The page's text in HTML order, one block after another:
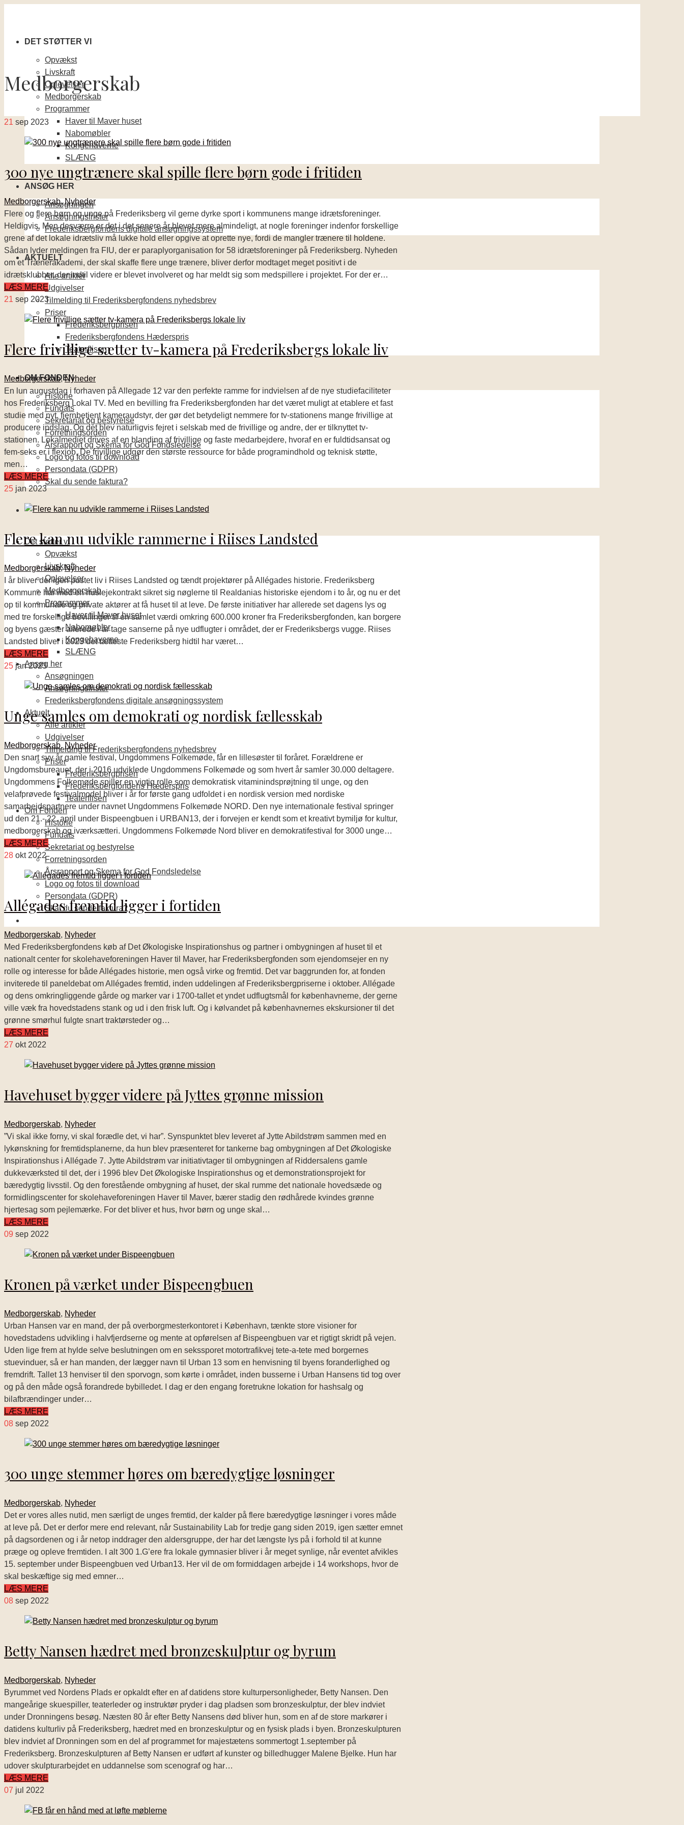
DET STØTTER VI
Opvækst
Livskraft
Oplevelser
Medborgerskab
Programmer
Haver til Maver huset
Nabomøbler
Kongehaverne
SLÆNG
ANSØG HER
Ansøgningen
Ansøgningsfrister
Frederiksbergfondens digitale ansøgningssystem
AKTUELT
Alle artikler
Udgivelser
Tilmelding til Frederiksbergfondens nyhedsbrev
Priser
Frederiksbergprisen
Frederiksbergfondens Hæderspris
Teaterflisen
OM FONDEN
Historie
Fundats
Sekretariat og bestyrelse
Forretningsorden
Årsrapport og Skema for God Fondsledelse
Logo og fotos til download
Persondata (GDPR)
Skal du sende faktura?
Det støtter vi
Opvækst
Livskraft
Oplevelser
Medborgerskab
Programmer
Haver til Maver huset
Nabomøbler
Kongehaverne
SLÆNG
Ansøg her
Ansøgningen
Ansøgningsfrister
Frederiksbergfondens digitale ansøgningssystem
Aktuelt
Alle artikler
Udgivelser
Tilmelding til Frederiksbergfondens nyhedsbrev
Priser
Frederiksbergprisen
Frederiksbergfondens Hæderspris
Teaterflisen
Om Fonden
Historie
Fundats
Sekretariat og bestyrelse
Forretningsorden
Årsrapport og Skema for God Fondsledelse
Logo og fotos til download
Persondata (GDPR)
Skal du sende faktura?
Medborgerskab
21 sep 2023
300 nye ungtrænere skal spille flere børn gode i fritiden
Medborgerskab,Nyheder
Flere og flere børn og unge på Frederiksberg vil gerne dyrke sport i kommunens mange idrætsforeninger.
Heldigvis. Men desværre er det i det senere år blevet mere almindeligt, at nogle foreninger indenfor forskellige
grene af det lokale idrætsliv må lukke hold eller opgive at oprette nye, fordi de mangler trænere til holdene.
Sådan lyder meldingen fra FIU, der er paraplyorganisation for 58 idrætsforeninger på Frederiksberg. Nyheden
om et Trænerakademi, der skal skaffe flere unge trænere, bliver derfor modtaget meget positivt i de
idrætsklubber, der indtil videre er blevet involveret og har meldt sig som medspillere i projektet. For der er…
LÆS MERE
21 sep 2023
Flere frivillige sætter tv-kamera på Frederiksbergs lokale liv
Medborgerskab,Nyheder
En lun augustdag i forhaven på Allegade 12 var den perfekte ramme for indvielsen af de nye studiefaciliteter
hos Frederiksberg Lokal TV. Med en bevilling fra Frederiksbergfonden har det været muligt at etablere et fast
studie med nyt, fjernbetjent kameraudstyr, der gør det betydeligt nemmere for tv-stationens mange frivillige at
producere indslag. Og det blev naturligvis fejret i selskab med de frivillige og andre, der er tilknyttet tv-
stationen. Lokalmediet drives af en blanding af frivillige og faste medarbejdere, hvoraf en er fuldtidsansat og
fem-seks er i flexjob. De frivillige udgør den største ressource for både programindhold og teknisk støtte,
men…
LÆS MERE
25 jan 2023
Flere kan nu udvikle rammerne i Riises Landsted
Medborgerskab,Nyheder
I år bliver der igen pustet liv i Riises Landsted og tændt projektører på Allégades historie. Frederiksberg
Kommune har med en huslejekontrakt sikret sig nøglerne til Realdanias historiske ejendom i to år, og nu er det
op til kommunale og private aktører at få huset til at leve. De første initiativer har allerede set dagens lys og
med tre forskellige bevillinger til en samlet værdi omkring 600.000 kroner fra Frederiksbergfonden, kan borgere
og byens gæster allerede i år tage sanserne på nye udflugter i området, der er Frederiksbergs vugge. Riises
Landsted bliver i 2023 det tætteste Frederiksberg hidtil har været…
LÆS MERE
25 jan 2023
Unge samles om demokrati og nordisk fællesskab
Medborgerskab, Nyheder
Den snart syv år gamle festival, Ungdommens Folkemøde, får en lillesøster til foråret. Forældrene er
Ungdomsbureauet, der i 2016 udviklede Ungdommens Folkemøde og som hvert år samler 30.000 deltagere.
Ungdommens Folkemøde spiller en vigtig rolle som demokratisk vitaminindsprøjtning til unge, og den
velafprøvede festivalmodel bliver i år for første gang udfoldet i en nordisk version med nordiske
samarbejdspartnere under navnet Ungdommens Folkemøde NORD. Den nye internationale festival springer
ud den 21.- 22. april under Bispeengbuen i URBAN13, der i forvejen er kendt som et kreativt bymiljø for kultur,
medborgerskab og iværksætteri. Ungdommens Folkemøde Nord bliver en demokratifestival for 3000 unge…
LÆS MERE
28 okt 2022
Allégades fremtid ligger i fortiden
Medborgerskab, Nyheder
Med Frederiksbergfondens køb af Det Økologiske Inspirationshus og partner i ombygningen af huset til et
nationalt center for skolehaveforeningen Haver til Maver, har Frederiksbergfonden som ejendomsejer en ny
rolle og interesse for både Allégades historie, men også virke og fremtid. Det var baggrunden for, at fonden
inviterede til paneldebat om Allégades fremtid, inden uddelingen af Frederiksbergpriserne i oktober. Allégade
og dens omkringliggende gårde og marker var i 1700-tallet et yndet udflugtsmål for københavnerne, der gerne
ville væk fra hovedstadens stank og ud i den frisk luft. Og i kølvandet på københavnernes ekskursioner til det
grønne smørhul fulgte snart traktørsteder og…
LÆS MERE
27 okt 2022
Havehuset bygger videre på Jyttes grønne mission
Medborgerskab, Nyheder
”Vi skal ikke forny, vi skal forædle det, vi har”. Synspunktet blev leveret af Jytte Abildstrøm sammen med en
lykønskning for fremtidsplanerne, da hun blev præsenteret for tankerne bag ombygningen af Det Økologiske
Inspirationshus i Allégade 7. Jytte Abildstrøm var initiativtager til ombygningen af Riddersalens gamle
dukkeværksted til det, der i 1996 blev Det Økologiske Inspirationshus og et demonstrationsprojekt for
bæredygtig livsstil. Og den forestående ombygning af huset, der skal rumme det nationale hovedsæde og
formidlingscenter for skolehaveforeningen Haver til Maver, bærer stadig den rødhårede kvindes grønne
hjertesag som pejlemærke. For det bliver et hus, hvor børn og unge skal…
LÆS MERE
09 sep 2022
Kronen på værket under Bispeengbuen
Medborgerskab, Nyheder
Urban Hansen var en mand, der på overborgmesterkontoret i København, tænkte store visioner for
hovedstadens udvikling i halvfjerdserne og mente at opførelsen af Bispeengbuen var et rigtigt skridt på vejen.
Uden lige frem at hylde selve beslutningen om en sekssporet motortrafikvej tete-a-tete med borgernes
stuevinduer, så er han manden, der lægger navn til Urban 13 som en henvisning til byens foranderlighed og
fremdrift. Tallet 13 henviser til den sporvogn, som kørte i området, inden busserne i Urban Hansens tid tog over
og på den måde også forandrede bybilledet. I dag er den engang foretrukne lokation for hashsalg og
bilafbrændinger under…
LÆS MERE
08 sep 2022
300 unge stemmer høres om bæredygtige løsninger
Medborgerskab, Nyheder
Det er vores alles nutid, men særligt de unges fremtid, der kalder på flere bæredygtige løsninger i vores måde
at leve på. Det er derfor mere end relevant, når Sustainability Lab for tredje gang siden 2019, igen sætter emnet
på dagsordenen og i år netop inddrager den aldersgruppe, der har det længste lys på i forhold til at kunne
præge og opleve fremtiden. I alt 300 1.G’ere fra lokale gymnasier bliver i år meget synlige, når eventet afvikles
15. september under Bispeengbuen ved Urban13. Her vil de om formiddagen arbejde i 14 workshops, hvor de
skal beskæftige sig med emner…
LÆS MERE
08 sep 2022
Betty Nansen hædret med bronzeskulptur og byrum
Medborgerskab, Nyheder
Byrummet ved Nordens Plads er opkaldt efter en af datidens store kulturpersonligheder, Betty Nansen. Den
mangeårige skuespiller, teaterleder og instruktør pryder i dag pladsen som bronzeskulptur, der blev indviet
under Dronningens besøg. Næsten 80 år efter Betty Nansens død bliver hun, som en af de store markører i
datidens kulturliv på Frederiksberg, hædret med en bronzeskulptur og en fysisk plads i byen. Bronzeskulpturen
blev indviet af Dronningen som en del af programmet for majestætens sommertogt 1.september på
Frederiksberg. Bronzeskulpturen af Betty Nansen er udført af kunster og billedhugger Malene Bjelke. Hun har
udover skulpturarbejdet en uddannelse som scenograf og har…
LÆS MERE
07 jul 2022